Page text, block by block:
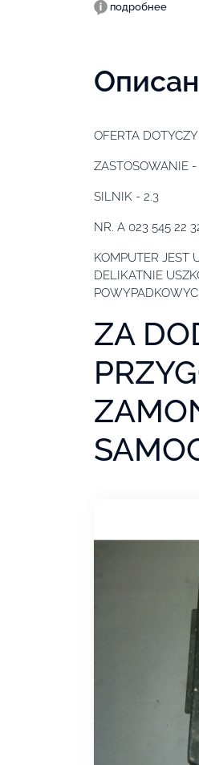
подробнее
OFERTA
ZASTOSOWANIE -
SILNIK - 2.3
NR. A 023 545 22
KOMPUTER JEST
DELIKATNIE
ZA